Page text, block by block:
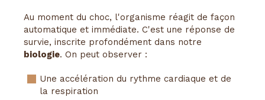
Au moment du choc, l'organisme réagit de façon
automatique et immédiate. C'est une réponse de
survie, inscrite profondément dans notre
biologie. On peut observer :
Une accélération du rythme cardiaque et de
la respiration